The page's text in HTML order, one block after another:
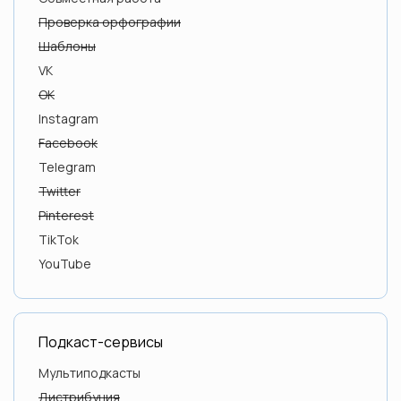
Проверка орфографии
Шаблоны
VK
OK
Instagram
Facebook
Telegram
Twitter
Pinterest
TikTok
YouTube
Подкаст-сервисы
Мультиподкасты
Дистрибуция